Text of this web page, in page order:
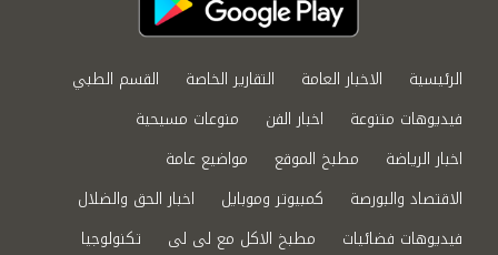
الرئيسية الاخبار العامة التقارير الخاصة
القسم الطبي
فيديوهات متنوعة
اخبار الفن
منوعات مسيحية
اخبار الرياضة
مطبخ الموقع
مواضيع عامة
الاقتصاد والبورصة
كمبيوتر وموبايل
اخبار الحق والضلال
فيديوهات فضائيات
مطبخ الاكل مع لى لى تكنولوجيا